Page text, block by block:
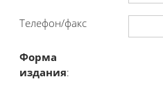
Телефон/факс
Форма
издания: